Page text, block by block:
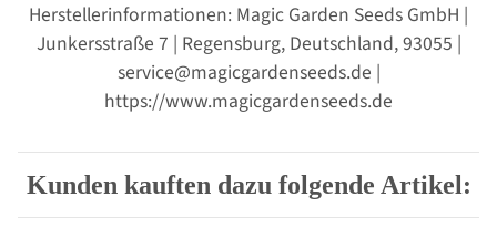
Herstellerinformationen: Magic Garden Seeds GmbH |
Junkersstraße 7 | Regensburg, Deutschland, 93055 |
service@magicgardenseeds.de |
https://www.magicgardenseeds.de
Kunden kauften dazu folgende Artikel: